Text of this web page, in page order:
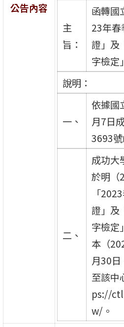
公告內容
主
旨：
函轉國
23年
證」及
字檢定
說明：
一、
依據國
月7日
3693號
二、
成功大
於明（
「
證」及
字檢定
本（
月30
至該中
ps://
w/。